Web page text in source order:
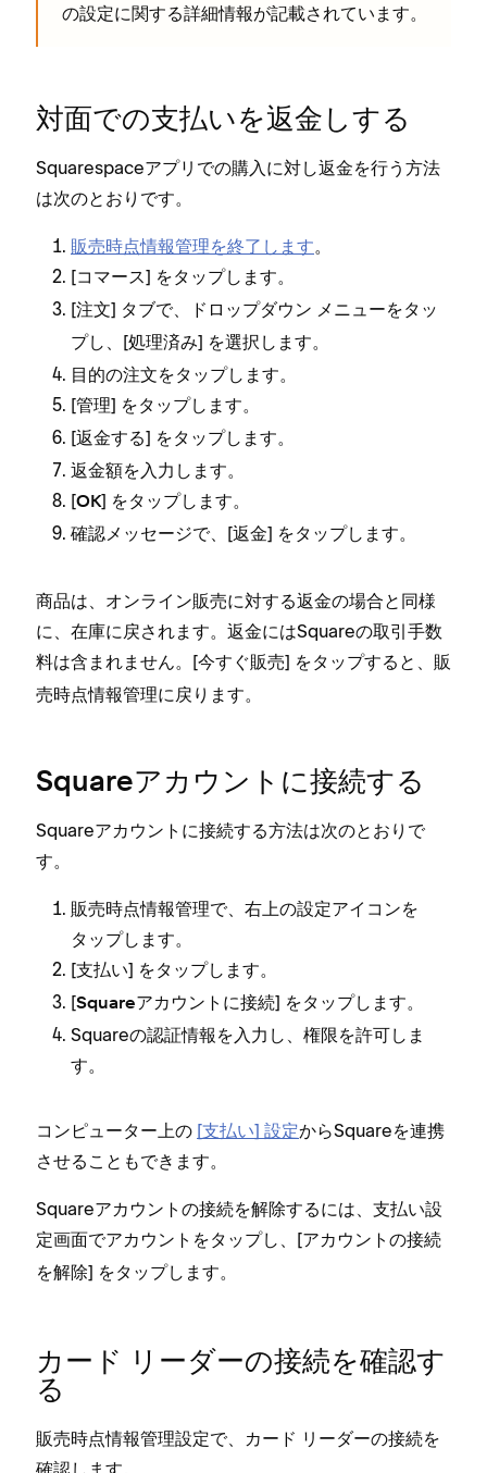
の設定に関する詳細情報が記載されています⁠。
対面での支払いを返金しする
Squarespaceアプリでの購入に対し返金を行う方法
は次のとおりです⁠。
販売時点情報管理を終了します⁠。
[⁠コマ⁠ース⁠] をタ⁠ップします⁠。
[⁠注文⁠] タブで⁠、ドロ⁠ップダウン メニ⁠ュ⁠ーをタ⁠ッ
プし⁠、[⁠処理済み⁠] を選択します⁠。
目的の注文をタ⁠ップします⁠。
[⁠管理⁠] をタ⁠ップします⁠。
[⁠返金する⁠] をタ⁠ップします⁠。
返金額を入力します⁠。
[⁠OK⁠] をタ⁠ップします⁠。
確認メ⁠ッセ⁠ージで⁠、[⁠返金⁠] をタ⁠ップします⁠。
商品は⁠、オンライン販売に対する返金の場合と同様
に⁠、在庫に戻されます⁠。返金にはSquareの取引手数
料は含まれません⁠。[⁠今すぐ販売⁠] をタ⁠ップすると⁠、販
売時点情報管理に戻ります⁠。
Squareアカウントに接続する
Squareアカウントに接続する方法は次のとおりで
す⁠。
販売時点情報管理で⁠、右上の設定アイコンを
タ⁠ップします⁠。
[⁠支払い⁠] をタ⁠ップします⁠。
[⁠Squareアカウントに接続⁠] をタ⁠ップします⁠。
Squareの認証情報を入力し⁠、権限を許可しま
す⁠。
コンピ⁠ュ⁠ータ⁠ー上の [⁠支払い⁠] 設定からSquareを連携
させることもできます⁠。
Squareアカウントの接続を解除するには⁠、支払い設
定画面でアカウントをタ⁠ップし⁠、[⁠アカウントの接続
を解除⁠] をタ⁠ップします⁠。
カ⁠ード リ⁠ーダ⁠ーの接続を確認す
る
販売時点情報管理設定で⁠、カ⁠ード リ⁠ーダ⁠ーの接続を
確認します⁠。